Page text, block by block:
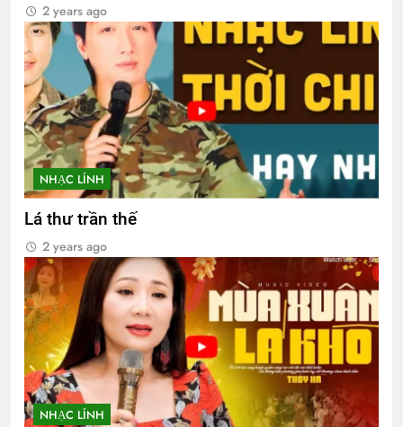
2 years ago
NHẠC LÍNH
Lá thư trần thế
2 years ago
NHẠC LÍNH